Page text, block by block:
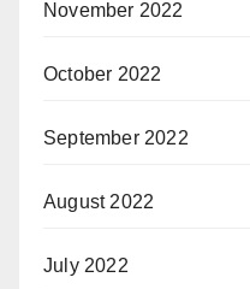
November 2022
October 2022
September 2022
August 2022
July 2022